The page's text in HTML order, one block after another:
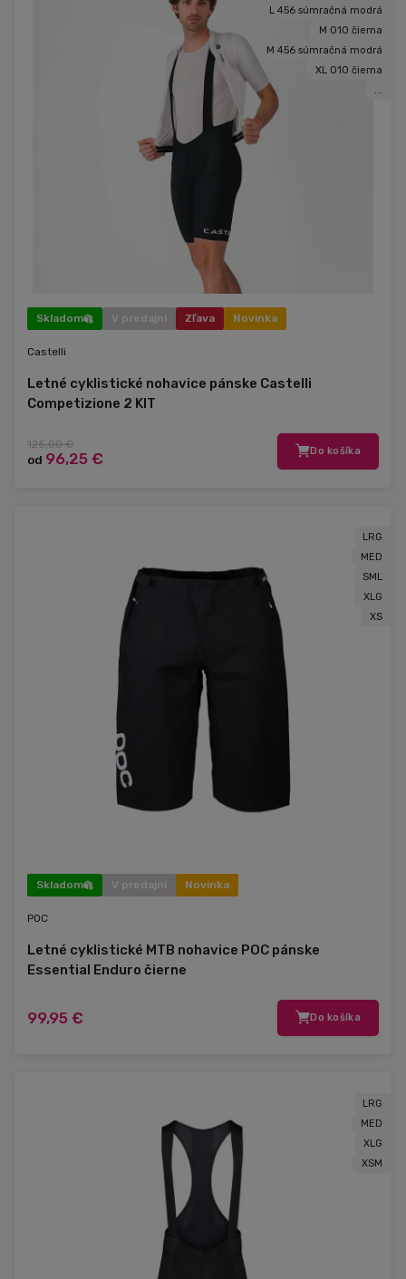
L 456 súmračná modrá
M 010 čierna
M 456 súmračná modrá
XL 010 čierna
...
Skladom V predajni Zľava Novinka
Castelli
Letné cyklistické nohavice pánske Castelli
Competizione 2 KIT
125,00 €
od 96,25 € Do košíka
LRG
MED
SML
XLG
XS
Skladom V predajni Novinka
POC
Letné cyklistické MTB nohavice POC pánske
Essential Enduro čierne
99,95 € Do košíka
LRG
MED
XLG
XSM